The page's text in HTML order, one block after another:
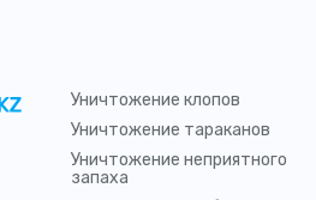
Уничтожение клопов
Уничтожение тараканов
Уничтожение неприятного
запаха